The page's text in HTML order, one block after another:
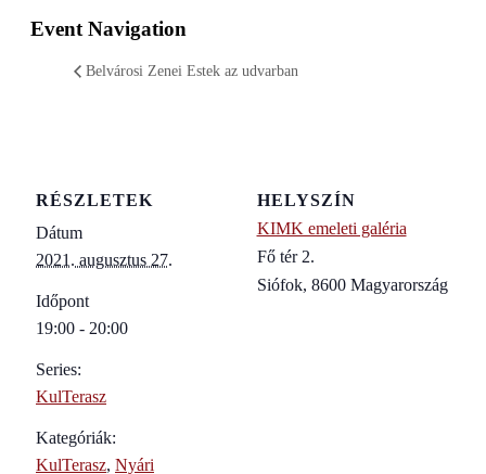
Event Navigation
Belvárosi Zenei Estek az udvarban
RÉSZLETEK
Dátum
2021. augusztus 27.
Időpont
19:00 - 20:00
Series:
KulTerasz
Kategóriák:
KulTerasz, Nyári
HELYSZÍN
KIMK emeleti galéria
Fő tér 2.
Siófok, 8600 Magyarország